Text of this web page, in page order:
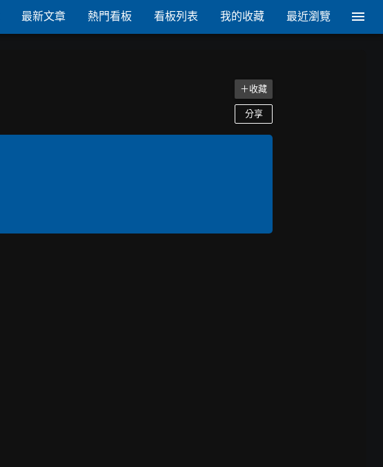
最新文章 熱門看板 看板列表 我的收藏 最近瀏覽
＋收藏
分享